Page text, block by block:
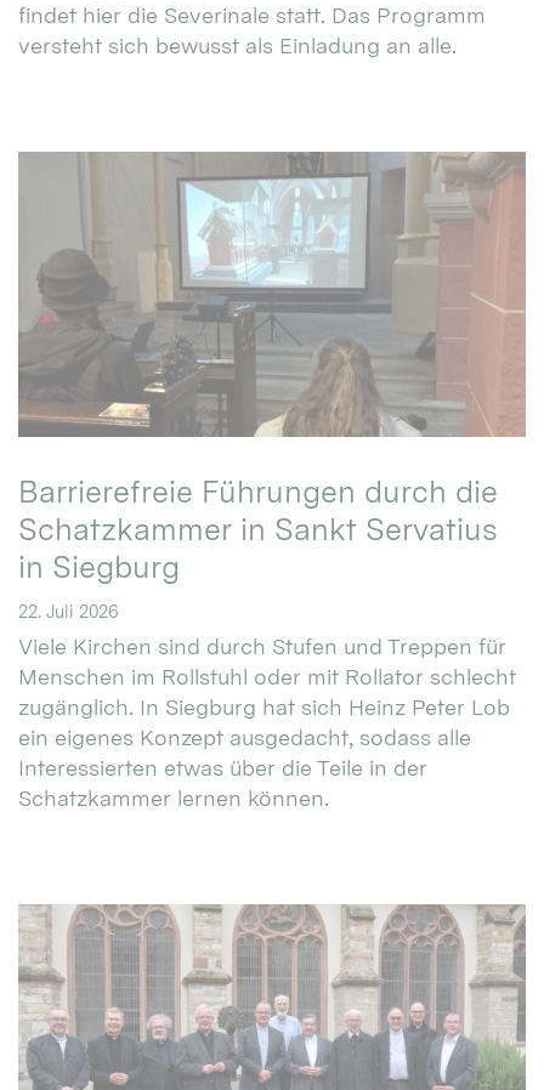
findet hier die Severinale statt. Das Programm
versteht sich bewusst als Einladung an alle.
Barrierefreie Führungen durch die
Schatzkammer in Sankt Servatius
in Siegburg
22. Juli 2026
Viele Kirchen sind durch Stufen und Treppen für
Menschen im Rollstuhl oder mit Rollator schlecht
zugänglich. In Siegburg hat sich Heinz Peter Lob
ein eigenes Konzept ausgedacht, sodass alle
Interessierten etwas über die Teile in der
Schatzkammer lernen können.